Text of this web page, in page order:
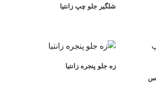
شلگیر جلو چپ زانتیا
زه جلو پنجره زانتیا